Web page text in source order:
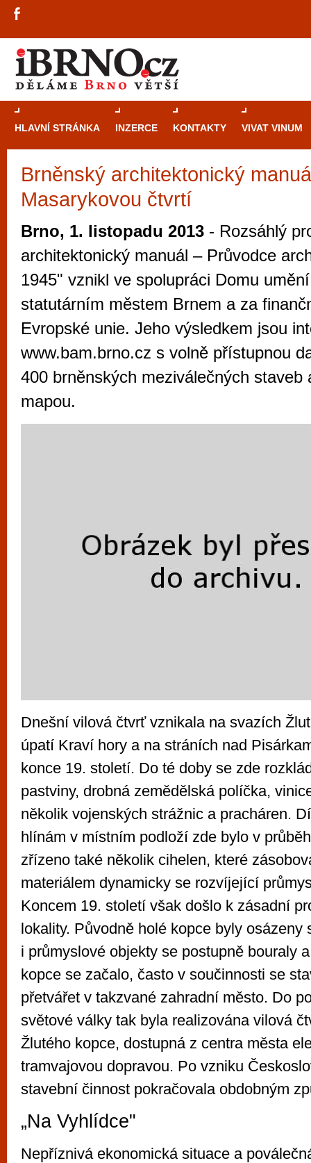
HLAVNÍ STRÁNKA INZERCE KONTAKTY VIVAT VINUM
Brněnský architektonický
Masarykovou čtvrtí
Brno, 1. listopadu 2013 - Rozsáhlý
architektonický manuál – Průvodce
1945" vznikl ve spolupráci Domu
statutárním městem Brnem a za
Evropské unie. Jeho výsledkem jsou
www.bam.brno.cz s volně přístupnou
400 brněnských meziválečných staveb
mapou.
Dnešní vilová čtvrť vznikala na svazích
úpatí Kraví hory a na stráních nad
konce 19. století. Do té doby se zde
pastviny, drobná zemědělská políčka,
několik vojenských strážnic a pracháren.
hlínám v místním podloží zde bylo v
zřízeno také několik cihelen, které
materiálem dynamicky se rozvíjející
Koncem 19. století však došlo k zásadní
lokality. Původně holé kopce byly osázeny
i průmyslové objekty se postupně bouraly
kopce se začalo, často v součinnosti se
přetvářet v takzvané zahradní město. Do
světové války tak byla realizována vilová
Žlutého kopce, dostupná z centra města
tramvajovou dopravou. Po vzniku
stavební činnost pokračovala obdobným
„Na Vyhlídce"
Nepříznivá ekonomická situace a
Průvodce
Brno je
zajímavé
restaurace,
Mimo jiné je ale také místem, kde si
vyzkoušet různé kasinové hry. V
metropoli naleznete širokou nabídku her
po moderní automaty jak pro pravidelné
příležitostné hráče. V...